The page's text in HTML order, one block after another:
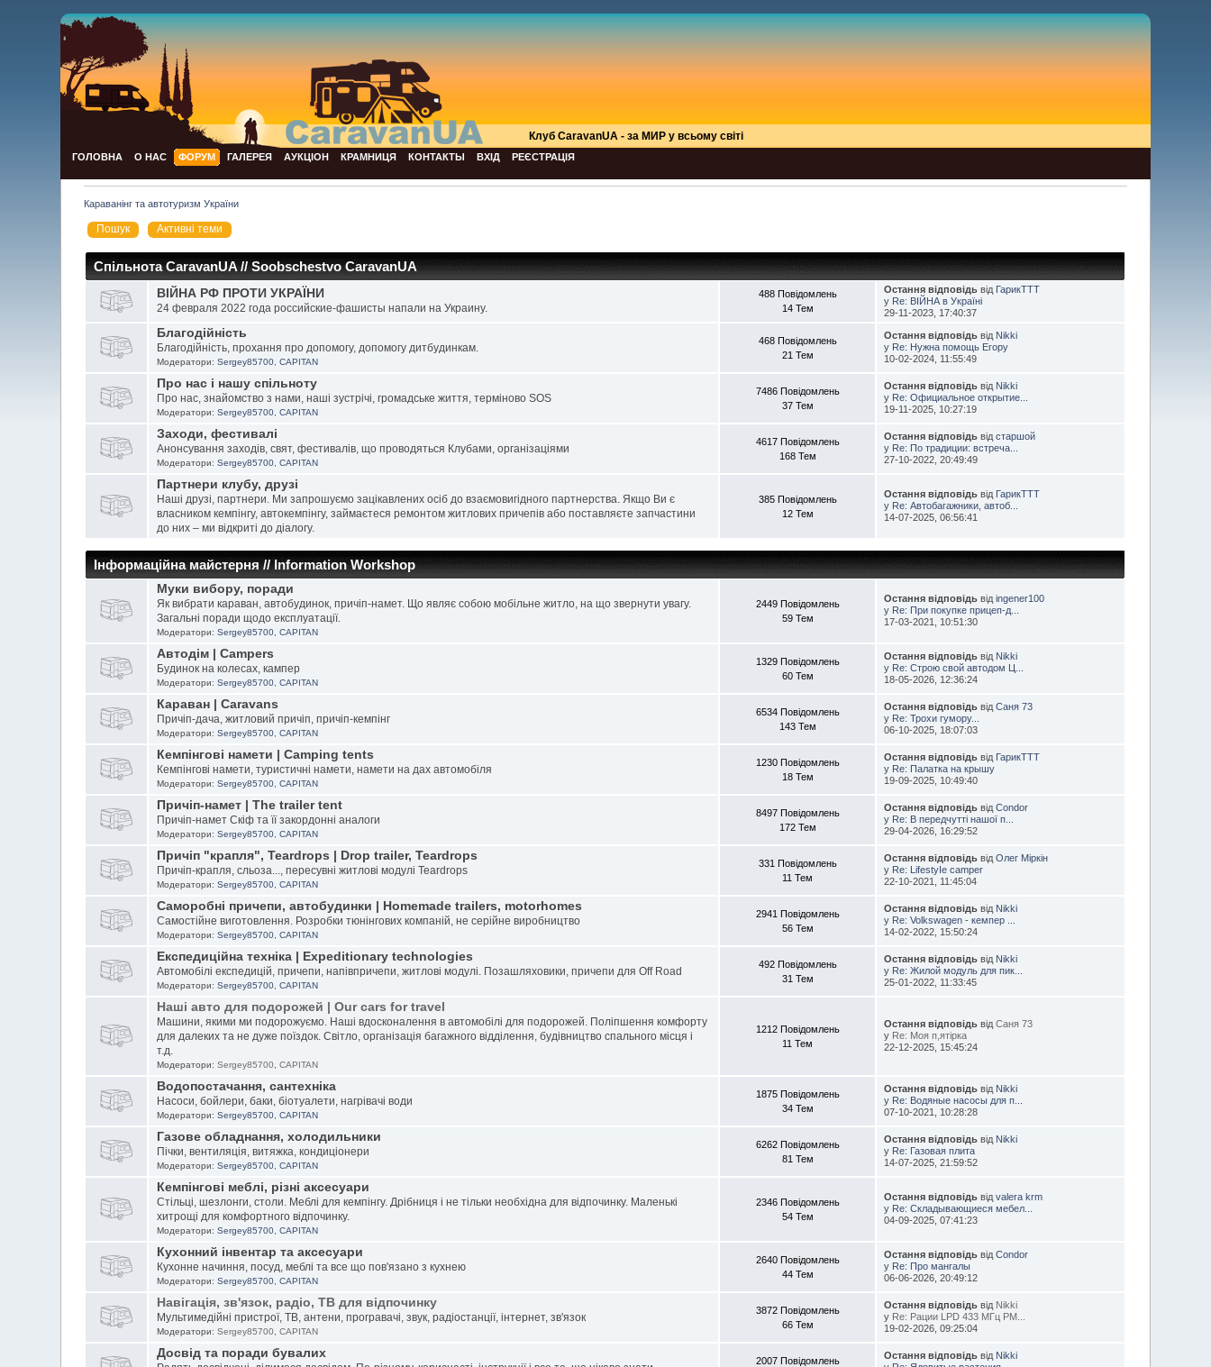
Клуб СaravanUA - за МИР у всьому світі
ГОЛОВНА О НАС ФОРУМ ГАЛЕРЕЯ АУКЦІОН КРАМНИЦЯ КОНТАКТЫ ВХІД РЕЄСТРАЦІЯ
Караванінг та автотуризм України
Пошук Активні теми
Спільнота CaravanUA // Soobschestvo CaravanUA
ВІЙНА РФ ПРОТИ УКРАЇНИ
24 февраля 2022 года российские-фашисты напали на Украину.
488 Повідомлень
14 Тем
Остання відповідьвід ГарикTTT
у Re: ВІЙНА в Україні
29-11-2023, 17:40:37
Благодійність
Благодійність, прохання про допомогу, допомогу дитбудинкам.
Модератори: Sergey85700, CAPITAN
468 Повідомлень
21 Тем
Остання відповідьвід Nikki
у Re: Нужна помощь Егору
10-02-2024, 11:55:49
Про нас і нашу спільноту
Про нас, знайомство з нами, наші зустрічі, громадське життя, терміново SOS
Модератори: Sergey85700, CAPITAN
7486 Повідомлень
37 Тем
Остання відповідьвід Nikki
у Re: Официальное открытие...
19-11-2025, 10:27:19
Заходи, фестивалі
Анонсування заходів, свят, фестивалів, що проводяться Клубами, організаціями
Модератори: Sergey85700, CAPITAN
4617 Повідомлень
168 Тем
Остання відповідьвід старшой
у Re: По традиции: встреча...
27-10-2022, 20:49:49
Партнери клубу, друзі
Наші друзі, партнери. Ми запрошуємо зацікавлених осіб до взаємовигідного партнерства. Якщо Ви є
власником кемпінгу, автокемпінгу, займаєтеся ремонтом житлових причепів або поставляєте запчастини
до них – ми відкриті до діалогу.
385 Повідомлень
12 Тем
Остання відповідьвід ГарикTTT
у Re: Автобагажники, автоб...
14-07-2025, 06:56:41
Інформаційна майстерня // Information Workshop
Муки вибору, поради
Як вибрати караван, автобудинок, причіп-намет. Що являє собою мобільне житло, на що звернути увагу.
Загальні поради щодо експлуатації.
Модератори: Sergey85700, CAPITAN
2449 Повідомлень
59 Тем
Остання відповідьвід ingener100
у Re: При покупке прицеп-д...
17-03-2021, 10:51:30
Автодім | Campers
Будинок на колесах, кампер
Модератори: Sergey85700, CAPITAN
1329 Повідомлень
60 Тем
Остання відповідьвід Nikki
у Re: Строю свой автодом Ц...
18-05-2026, 12:36:24
Караван | Caravans
Причіп-дача, житловий причіп, причіп-кемпінг
Модератори: Sergey85700, CAPITAN
6534 Повідомлень
143 Тем
Остання відповідьвід Саня 73
у Re: Трохи гумору...
06-10-2025, 18:07:03
Кемпінгові намети | Сamping tents
Кемпінгові намети, туристичні намети, намети на дах автомобіля
Модератори: Sergey85700, CAPITAN
1230 Повідомлень
18 Тем
Остання відповідьвід ГарикTTT
у Re: Палатка на крышу
19-09-2025, 10:49:40
Причіп-намет | The trailer tent
Причіп-намет Скіф та її закордонні аналоги
Модератори: Sergey85700, CAPITAN
8497 Повідомлень
172 Тем
Остання відповідьвід Condor
у Re: В передчутті нашої п...
29-04-2026, 16:29:52
Причіп "крапля", Teardrops | Drop trailer, Teardrops
Причіп-крапля, сльоза..., пересувні житлові модулі Teardrops
Модератори: Sergey85700, CAPITAN
331 Повідомлень
11 Тем
Остання відповідьвід Олег Міркін
у Re: LіfеstуІe саmреr
22-10-2021, 11:45:04
Саморобні причепи, автобудинки | Homemade trailers, motorhomes
Самостійне виготовлення. Розробки тюнінгових компаній, не серійне виробництво
Модератори: Sergey85700, CAPITAN
2941 Повідомлень
56 Тем
Остання відповідьвід Nikki
у Re: Volkswagen - кемпер ...
14-02-2022, 15:50:24
Експедиційна техніка | Expeditionary technologies
Автомобілі експедицій, причепи, напівпричепи, житлові модулі. Позашляховики, причепи для Off Road
Модератори: Sergey85700, CAPITAN
492 Повідомлень
31 Тем
Остання відповідьвід Nikki
у Re: Жилой модуль для пик...
25-01-2022, 11:33:45
Наші авто для подорожей | Our cars for travel
Машини, якими ми подорожуємо. Наші вдосконалення в автомобілі для подорожей. Поліпшення комфорту
для далеких та не дуже поїздок. Світло, організація багажного відділення, будівництво спального місця і
т.д.
Модератори: Sergey85700 CAPITAN
1212 Повідомлень
11 Тем
Остання відповідьвід Саня 73
у Re: Моя п,ятірка
22-12-2025, 15:45:24
Водопостачання, сантехніка
Насоси, бойлери, баки, біотуалети, нагрівачі води
Модератори: Sergey85700, CAPITAN
1875 Повідомлень
34 Тем
Остання відповідьвід Nikki
у Re: Водяные насосы для п...
07-10-2021, 10:28:28
Газове обладнання, холодильники
Пічки, вентиляція, витяжка, кондиціонери
Модератори: Sergey85700, CAPITAN
6262 Повідомлень
81 Тем
Остання відповідьвід Nikki
у Re: Газовая плита
14-07-2025, 21:59:52
Кемпінгові меблі, різні аксесуари
Стільці, шезлонги, столи. Меблі для кемпінгу. Дрібниця і не тільки необхідна для відпочинку. Маленькі
хитрощі для комфортного відпочинку.
Модератори: Sergey85700, CAPITAN
2346 Повідомлень
54 Тем
Остання відповідьвід valera krm
у Re: Складывающиеся мебел...
04-09-2025, 07:41:23
Кухонний інвентар та аксесуари
Кухонне начиння, посуд, меблі та все що пов'язано з кухнею
Модератори: Sergey85700, CAPITAN
2640 Повідомлень
44 Тем
Остання відповідьвід Condor
у Re: Про мангалы
06-06-2026, 20:49:12
Навігація, зв'язок, радіо, ТВ для відпочинку
Мультимедійні пристрої, ТВ, антени, програвачі, звук, радіостанції, інтернет, зв'язок
Модератори: Sergey85700 CAPITAN
3872 Повідомлень
66 Тем
Остання відповідьвід Nikki
у Re: Рации LPD 433 МГц PM...
19-02-2026, 09:25:04
Досвід та поради бувалих
2007 Повідомлень
Остання відповідьвід Nikki